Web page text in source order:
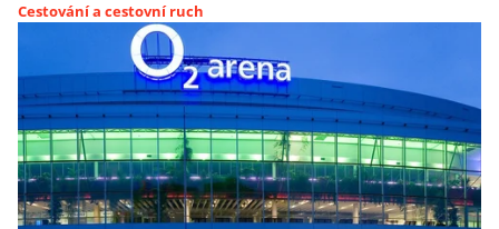
Cestování a cestovní ruch